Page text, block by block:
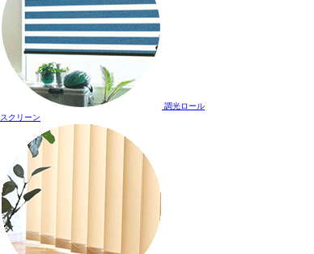
調光ロール
スクリーン